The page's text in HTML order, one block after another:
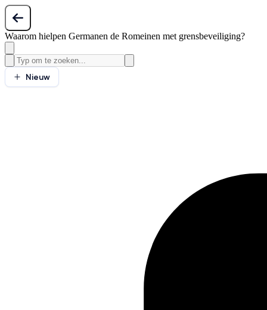
Waarom hielpen Germanen de Romeinen met grensbeveiliging?
Nieuw